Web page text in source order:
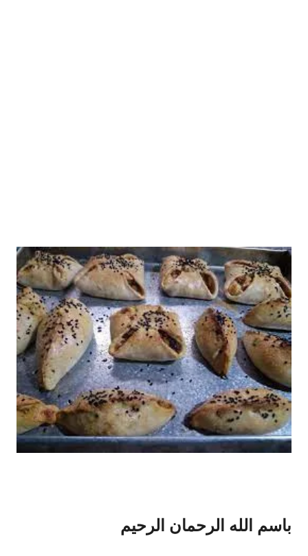
باسم الله الرحمان الرحيم